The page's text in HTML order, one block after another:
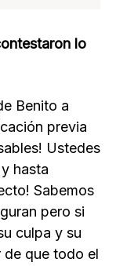
lo
Benito a
previa
Ustedes
hasta
Sabemos
pero si
culpa y su
de que todo el